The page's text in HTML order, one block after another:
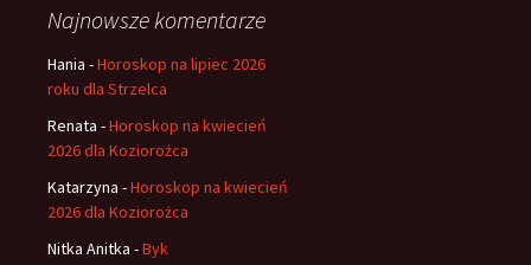
Najnowsze komentarze
Hania -Horoskop na lipiec 2026
roku dla Strzelca
Renata -Horoskop na kwiecień
2026 dla Koziorożca
Katarzyna -Horoskop na kwiecień
2026 dla Koziorożca
Nitka Anitka -Byk